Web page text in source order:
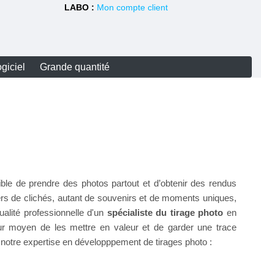
LABO : Mon compte client
Grande quantité
de prendre des photos partout et d’obtenir des rendus
de clichés, autant de souvenirs et de moments uniques,
professionnelle d'un spécialiste du tirage photo en
moyen de les mettre en valeur et de garder une trace
expertise en développpement de tirages photo :